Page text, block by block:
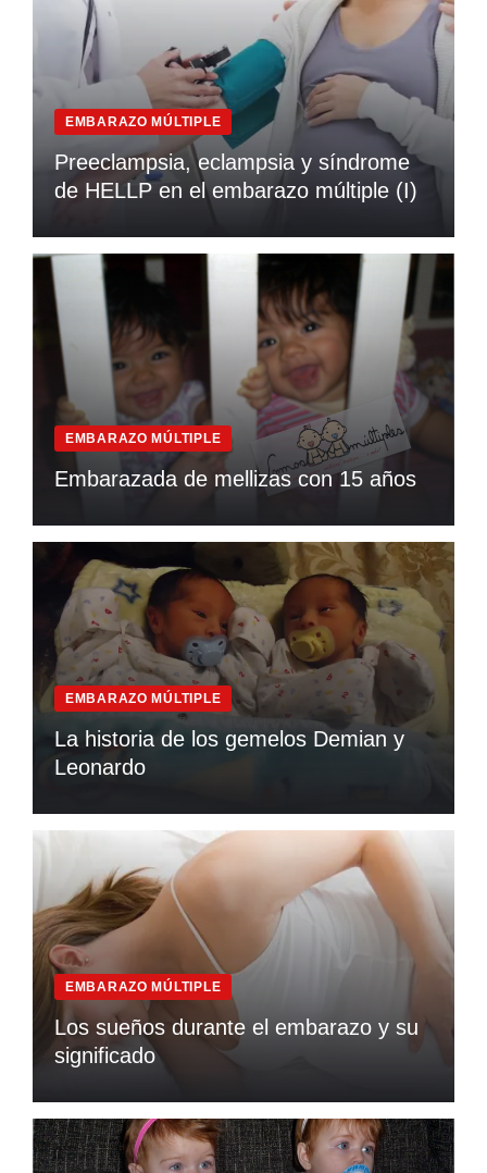
EMBARAZO MÚLTIPLE
Preeclampsia, eclampsia y síndrome
de HELLP en el embarazo múltiple (I)
EMBARAZO MÚLTIPLE
Embarazada de mellizas con 15 años
EMBARAZO MÚLTIPLE
La historia de los gemelos Demian y
Leonardo
EMBARAZO MÚLTIPLE
Los sueños durante el embarazo y su
significado